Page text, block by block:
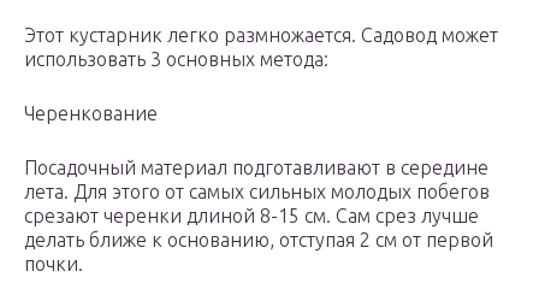
Этот кустарник легко размножается. Садовод может
использовать 3 основных метода:
Черенкование
Посадочный материал подготавливают в середине
лета. Для этого от самых сильных молодых побегов
срезают черенки длиной 8-15 см. Сам срез лучше
делать ближе к основанию, отступая 2 см от первой
почки.